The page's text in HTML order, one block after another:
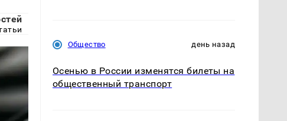
Общество день назад
Осенью в России изменятся билеты на
общественный транспорт